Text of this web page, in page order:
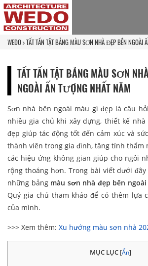
WEDO TẤT TẦN TẬT BẢNG MÀU SƠN NHÀ ĐẸP BÊN NGOÀI
TẤT TẦN TẬT BẢNG MÀU SƠN
NGOÀI ẤN TƯỢNG NHẤT NĂM
Sơn nhà bên ngoài màu gì đẹp là câu
nhiều gia chủ khi xây dựng, thiết kế
đẹp giúp tác động tốt đến cảm xúc và
thành viên trong gia đình, tăng tính thẩm
các hiệu ứng không gian giúp cho ngôi
rộng thoáng hơn. Trong bài viết dưới
những bảng màu sơn nhà đẹp bên ngoài
Quý gia chủ tham khảo để có thêm lựa
của mình.
>>> Xem thêm: Xu hướng màu sơn nhà
MỤC LỤC [Ẩn]